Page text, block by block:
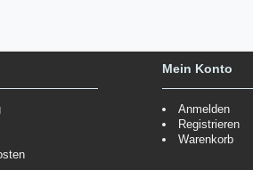
Mein Konto
Anmelden
Registrieren
Warenkorb